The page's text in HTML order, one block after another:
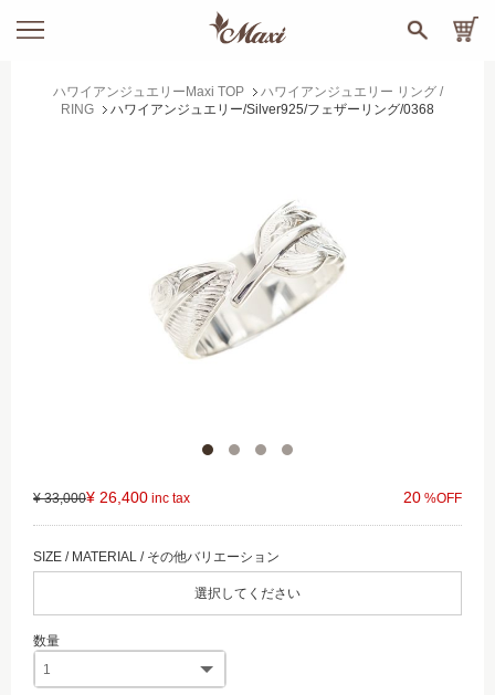
ハワイアンジュエリーMaxi TOP
ハワイアンジュエリー リング /
RING
ハワイアンジュエリー/Silver925/フェザーリング/0368
¥ 33,000¥ 26,400 20
選択してください